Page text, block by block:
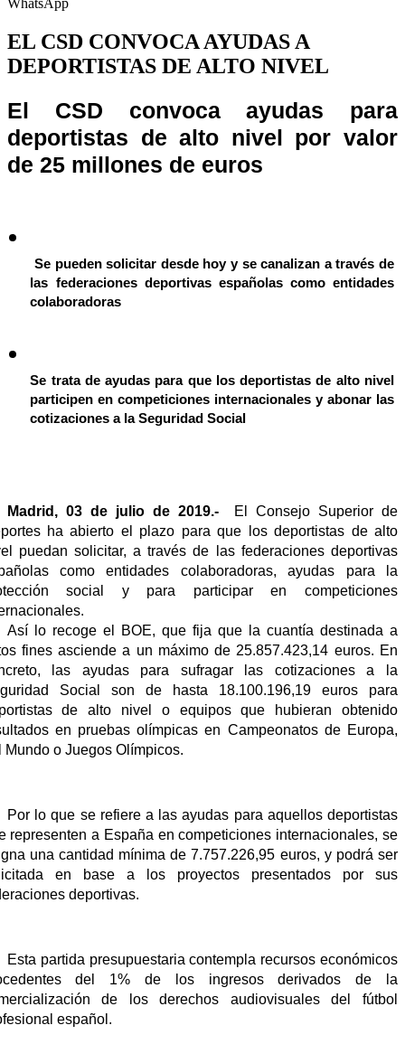
EL CSD CONVOCA AYUDAS A
DEPORTISTAS DE ALTO NIVEL
El CSD convoca ayudas para
deportistas de alto nivel por valor
de 25 millones de euros
Se pueden solicitar desde hoy y se canalizan a través de
las federaciones deportivas españolas como entidades
colaboradoras
Se trata de ayudas para que los deportistas de alto nivel
participen en competiciones internacionales y abonar las
cotizaciones a la Seguridad Social
Madrid, 03 de julio de 2019.- El Consejo Superior de
ha abierto el plazo para que los deportistas de alto
puedan solicitar, a través de las federaciones deportivas
como entidades colaboradoras, ayudas para la
social y para participar en competiciones
Así lo recoge el BOE, que fija que la cuantía destinada a
fines asciende a un máximo de 25.857.423,14 euros. En
las ayudas para sufragar las cotizaciones a la
Social son de hasta 18.100.196,19 euros para
de alto nivel o equipos que hubieran obtenido
en pruebas olímpicas en Campeonatos de Europa,
Mundo o Juegos Olímpicos.
Por lo que se refiere a las ayudas para aquellos deportistas
representen a España en competiciones internacionales, se
una cantidad mínima de 7.757.226,95 euros, y podrá ser
en base a los proyectos presentados por sus
deportivas.
Esta partida presupuestaria contempla recursos económicos
del 1% de los ingresos derivados de la
de los derechos audiovisuales del fútbol
español.